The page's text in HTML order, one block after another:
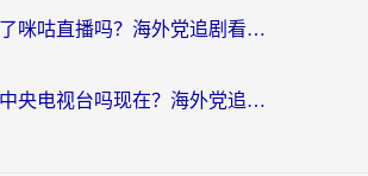
国外看不了咪咕直播吗？海外党追剧看片的加速器选择指南
国外能看中央电视台吗现在？海外党追剧看央视的实用指南